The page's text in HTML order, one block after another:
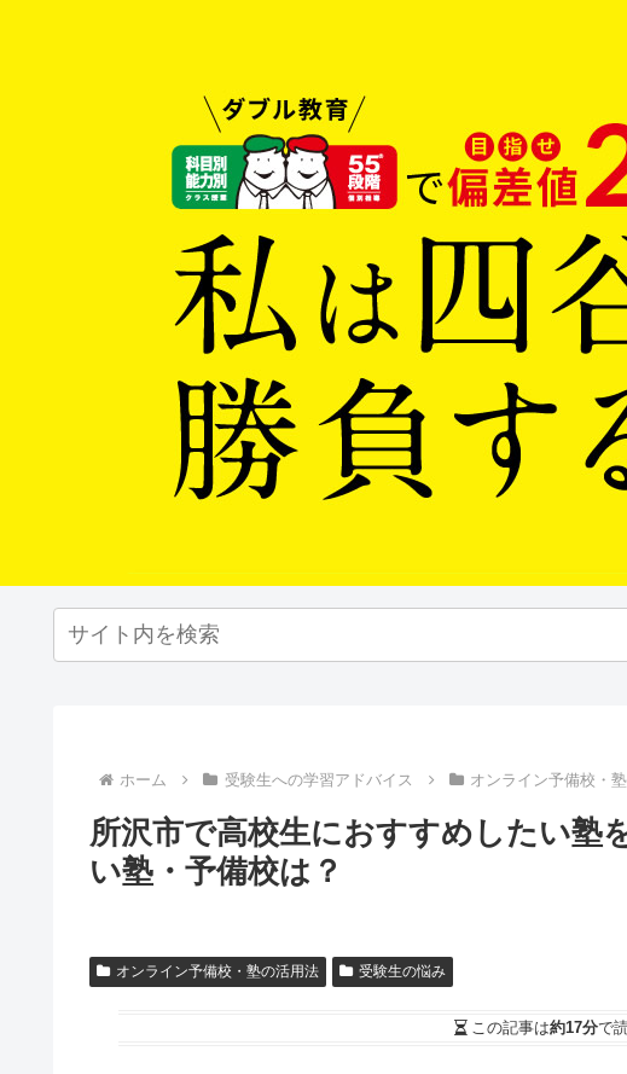
ホーム 受験生への学習アドバイス オンライン予備校・
所沢市で高校生におすすめしたい塾
い塾・予備校は？
オンライン予備校・塾の活用法 受験生の悩み
この記事は約17分で